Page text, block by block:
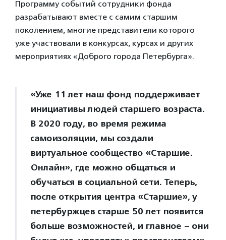
Программу событий сотрудники фонда
разрабатывают вместе с самим старшим
поколением, многие представители которого
уже участвовали в конкурсах, курсах и других
мероприятиях «Доброго города Петербурга».
«Уже 11 лет наш фонд поддерживает
инициативы людей старшего возраста.
В 2020 году, во время режима
самоизоляции, мы создали
виртуальное сообщество «Старшие.
Онлайн», где можно общаться и
обучаться в социальной сети. Теперь,
после открытия центра «Старшие», у
петербуржцев старше 50 лет появится
больше возможностей, и главное – они